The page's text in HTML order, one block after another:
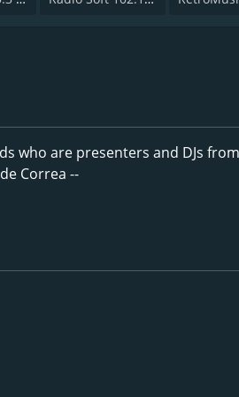
who are presenters and DJs
Correa --